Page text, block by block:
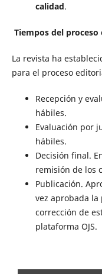
calidad.
Tiempos del
La revista ha
para el proceso
Recepción y
hábiles.
Evaluación por
hábiles.
Decisión final.
remisión de los
Publicación.
vez aprobada
corrección de
plataforma OJS.